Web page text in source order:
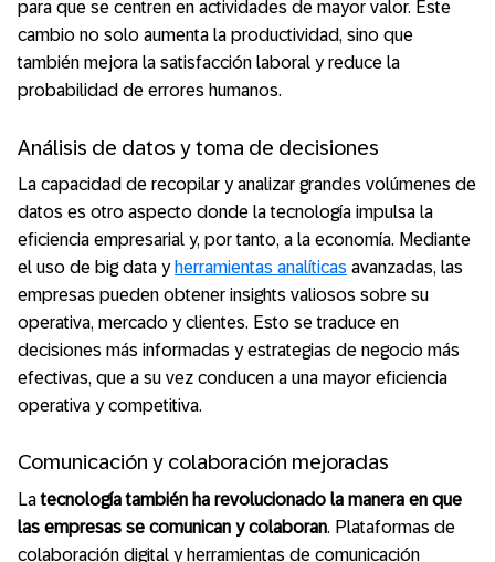
para que se centren en actividades de mayor valor. Este
cambio no solo aumenta la productividad, sino que
también mejora la satisfacción laboral y reduce la
probabilidad de errores humanos.
Análisis de datos y toma de decisiones
La capacidad de recopilar y analizar grandes volúmenes de
datos es otro aspecto donde la tecnología impulsa la
eficiencia empresarial y, por tanto, a la economía. Mediante
el uso de big data y herramientas analíticas avanzadas, las
empresas pueden obtener insights valiosos sobre su
operativa, mercado y clientes. Esto se traduce en
decisiones más informadas y estrategias de negocio más
efectivas, que a su vez conducen a una mayor eficiencia
operativa y competitiva.
Comunicación y colaboración mejoradas
Latecnología también ha revolucionado la manera en que
las empresas se comunican y colaboran. Plataformas de
colaboración digital y herramientas de comunicación